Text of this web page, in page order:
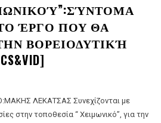
ΈΡΓΟ ΠΟΥ ΘΑ
ΒΟΡΕΙΟΔΥΤΙΚΉ
Συνεχίζονται με
στην τοποθεσία “ Χειμωνικό”, για την